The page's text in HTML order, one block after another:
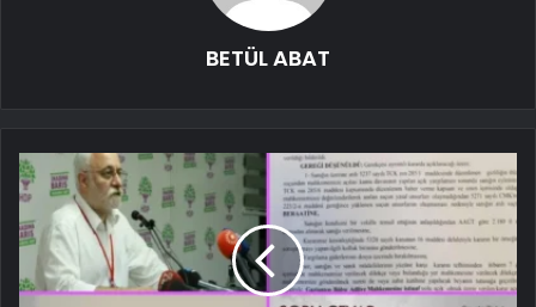
BETÜL ABAT